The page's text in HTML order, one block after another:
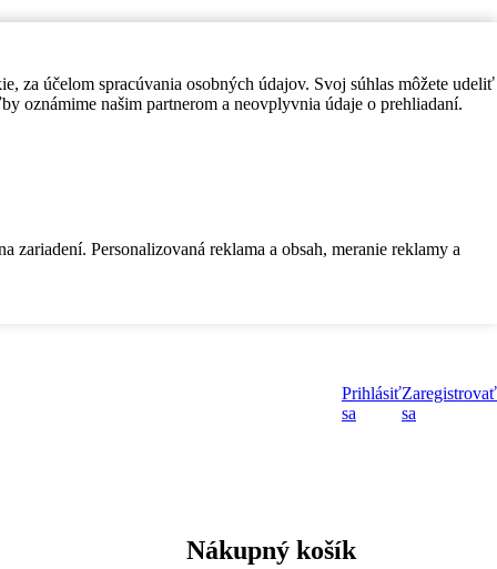
za účelom spracúvania osobných údajov. Svoj súhlas môžete udeliť
oznámime našim partnerom a neovplyvnia údaje o prehliadaní.
Personalizovaná reklama a obsah, meranie reklamy a
Prihlásiť
sa
Zaregistrovať
sa
Nákupný košík